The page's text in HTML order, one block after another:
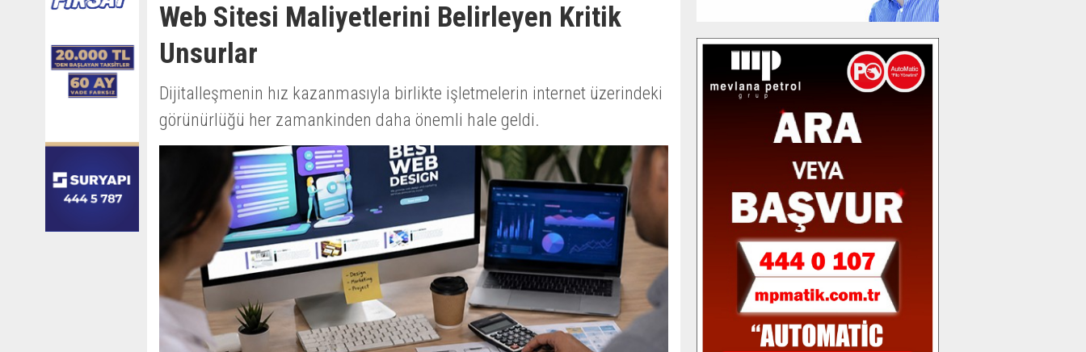
Web Sitesi Maliyetlerini Belirleyen Kritik
Unsurlar
Dijitalleşmenin hız kazanmasıyla birlikte işletmelerin internet üzerindeki
görünürlüğü her zamankinden daha önemli hale geldi.